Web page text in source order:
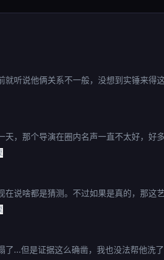
就听说他俩关系不一般，没想到实锤来得这
天，那个导演在圈内名声一直不太好，好
在说啥都是猜测。不过如果是真的，那这
了...但是证据这么确凿，我也没法帮他洗了